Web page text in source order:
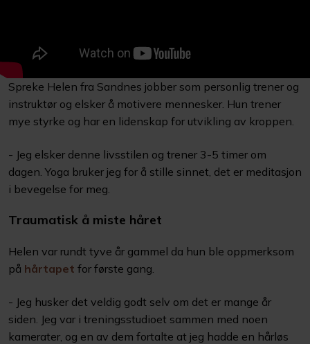
Spreke Helen fra Sandnes jobber som personlig trener og
instruktør og elsker å motivere mennesker. Hun trener
mye styrke og har en lidenskap for utvikling av kroppen.
- Jeg elsker denne livsstilen og trener 3-5 timer om
dagen. Yoga bruker jeg for å stille sinnet, det er meditasjon
i bevegelse for meg.
Traumatisk å miste håret
Helen var rundt tyve år gammel da hun ble oppmerksom
på hårtapet for første gang.
- Jeg husker det veldig godt selv om det er mange år
siden. Jeg var i treningsstudioet sammen med noen
kamerater, og en av dem fortalte at jeg hadde en hårløs